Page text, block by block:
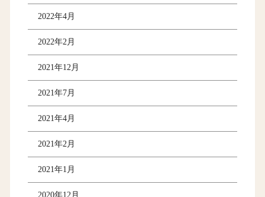
2022年4月
2022年2月
2021年12月
2021年7月
2021年4月
2021年2月
2021年1月
2020年12月